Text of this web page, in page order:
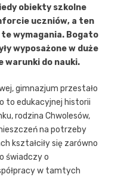
obiekty szkolne
uczniów, a ten
te wymagania. Bogato
wyposażone w duże
warunki do nauki.
gimnazjum przestało
to edukacyjnej historii
rodzina Chwolesów,
na potrzeby
kształciły się zarówno
świadczy o
w tamtych